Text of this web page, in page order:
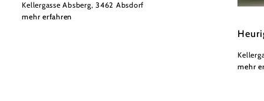
Kellergasse Absberg, 3462 Absdorf
mehr erfahren
mehr